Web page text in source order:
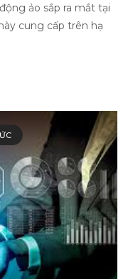
ảo sắp ra mắt tại
cung cấp trên hạ